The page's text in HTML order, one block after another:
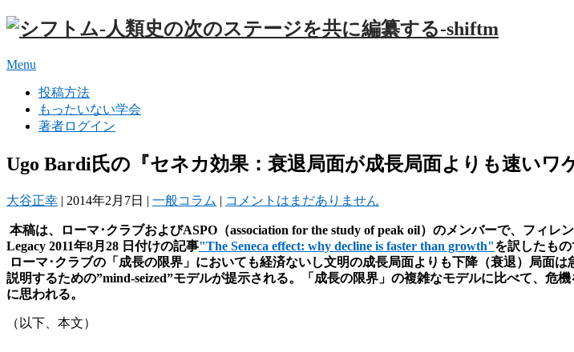
Menu
投稿方法
もったいない学会
著者ログイン
Ugo Bardi氏の『セネカ効果：衰退局面が成長局面よりも速いワ
大谷正幸 | 2014年2月7日 | 一般コラム | コメントはまだありません
本稿は、ローマ･クラブおよびASPO（association for the study of peak oil）のメンバーで、フィ
Legacy 2011年8月28 日付けの記事"The Seneca effect: why decline is faster than growth"を訳したもの
ローマ･クラブの「成長の限界」においても経済ないし文明の成長局面よりも下降（衰退）局面
説明するための”mind-seized”モデルが提示される。「成長の限界」の複雑なモデルに比べて、
に思われる。
（以下、本文）